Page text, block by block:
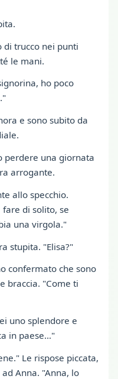
di trucco nei punti
le mani.
ho poco
e sono subito da
perdere una giornata
arrogante.
allo specchio.
fare di solito, se
una virgola."
stupita. "Elisa?"
confermato che sono
braccia. "Come ti
uno splendore e
in paese…"
Le rispose piccata,
Anna. "Anna, lo